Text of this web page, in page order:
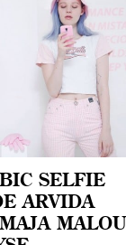
SELFIE
ARVIDA
MALOU